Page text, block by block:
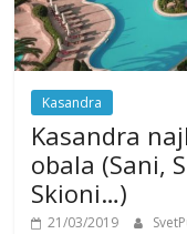
Kasandra
Kasandra
obala (Sani,
Skioni…)
21/03/2019